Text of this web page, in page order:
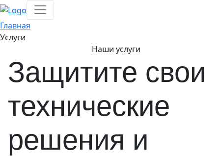
Главная
Услуги
Наши услуги
Защитите свои
технические
решения и